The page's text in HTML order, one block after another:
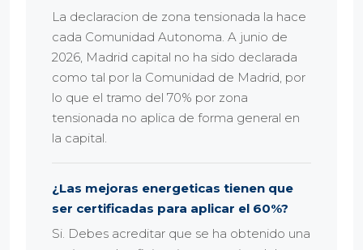
La declaracion de zona tensionada la hace
cada Comunidad Autonoma. A junio de
2026, Madrid capital no ha sido declarada
como tal por la Comunidad de Madrid, por
lo que el tramo del 70% por zona
tensionada no aplica de forma general en
la capital.
¿Las mejoras energeticas tienen que
ser certificadas para aplicar el 60%?
Si. Debes acreditar que se ha obtenido una